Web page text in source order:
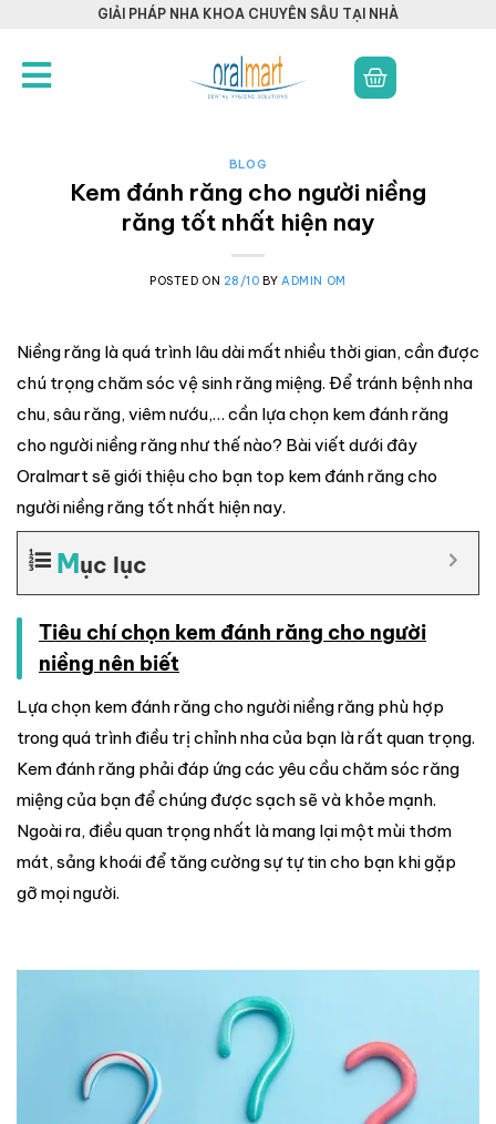
GIẢI PHÁP NHA KHOA CHUYÊN SÂU TẠI NHÀ
BLOG
Kem đánh răng cho người niềng
răng tốt nhất hiện nay
POSTED ON 28/10 BY ADMIN OM
Niềng răng là quá trình lâu dài mất nhiều thời gian, cần được
chú trọng chăm sóc vệ sinh răng miệng. Để tránh bệnh nha
chu, sâu răng, viêm nướu,… cần lựa chọn kem đánh răng
cho người niềng răng như thế nào? Bài viết dưới đây
Oralmart sẽ giới thiệu cho bạn top kem đánh răng cho
người niềng răng tốt nhất hiện nay.
Mục lục
Tiêu chí chọn kem đánh răng cho người
niềng nên biết
Lựa chọn kem đánh răng cho người niềng răng phù hợp
trong quá trình điều trị chỉnh nha của bạn là rất quan trọng.
Kem đánh răng phải đáp ứng các yêu cầu chăm sóc răng
miệng của bạn để chúng được sạch sẽ và khỏe mạnh.
Ngoài ra, điều quan trọng nhất là mang lại một mùi thơm
mát, sảng khoái để tăng cường sự tự tin cho bạn khi gặp
gỡ mọi người.